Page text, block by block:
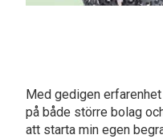
Med gedigen
på både större bolag
att starta min egen